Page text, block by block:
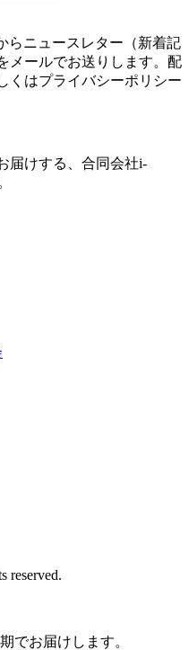
らニュースレター（新着記
メールでお送りします。配
くはプライバシーポリシー
届けする、合同会社i-
reserved.
でお届けします。